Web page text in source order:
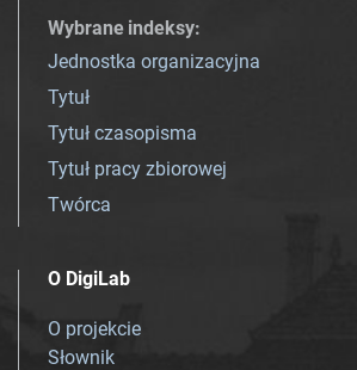
Wybrane indeksy:
Jednostka organizacyjna
Tytuł
Tytuł czasopisma
Tytuł pracy zbiorowej
Twórca
O DigiLab
O projekcie
Słownik